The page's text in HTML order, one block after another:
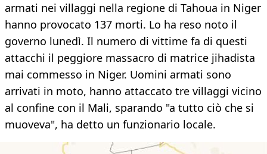
armati nei villaggi nella regione di Tahoua in Niger
hanno provocato 137 morti. Lo ha reso noto il
governo lunedì. Il numero di vittime fa di questi
attacchi il peggiore massacro di matrice jihadista
mai commesso in Niger. Uomini armati sono
arrivati in moto, hanno attaccato tre villaggi vicino
al confine con il Mali, sparando "a tutto ciò che si
muoveva", ha detto un funzionario locale.